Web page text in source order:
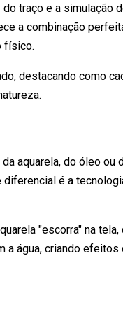
traço e a simulação
a combinação
físico.
destacando como
aquarela, do óleo ou
é a
"escorra" na
água, criando efeitos